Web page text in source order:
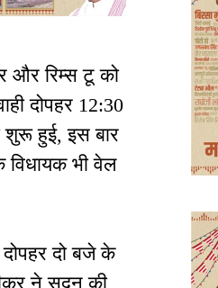
और रिम्स टू को
दोपहर 12:30
शुरू हुई, इस बार
विधायक भी वेल
दो बजे के
ने सदन की